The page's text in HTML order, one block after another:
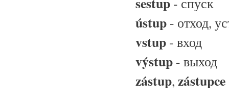
ústup - отход,
vstup - вход
výstup - выход
zástup, zástupce